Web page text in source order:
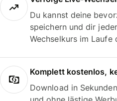
Du kannst deine
speichern und dir
Wechselkurs im
Komplett kostenlos,
Download in